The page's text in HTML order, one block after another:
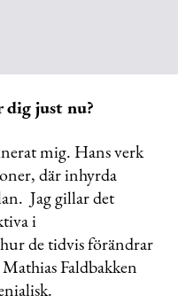
just nu?
mig. Hans verk
där inhyrda
Jag gillar det
i
de tidvis förändrar
Faldbakken